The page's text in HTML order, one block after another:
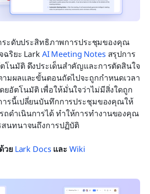
ระดับประสิทธิภาพการประชุมของคุณ
ฉริยะ Lark AI Meeting Notes สรุปการ
โนมัติ ดึงประเด็นสำคัญและการตัดสินใจ
มผลและขั้นตอนถัดไปจะถูกกำหนดเวลา
อัตโนมัติ เพื่อให้มั่นใจว่าไม่มีสิ่งใดถูก
ารนี้เปลี่ยนบันทึกการประชุมของคุณให้
ถดำเนินการได้ ทำให้การทำงานของคุณ
สนทนาจนถึงการปฏิบัติ
วย Lark Docs และ Wiki